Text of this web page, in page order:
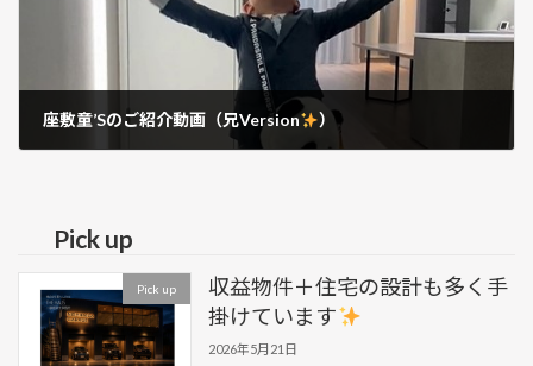
座敷童’Sのご紹介動画（兄Version ）
Pick up
Pick up
収益物件＋住宅の設計も多く手
掛けています
2026年5月21日